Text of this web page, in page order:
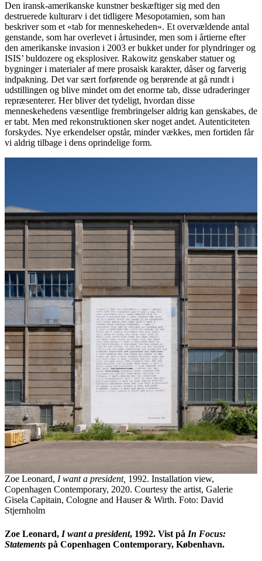
Den iransk-amerikanske kunstner beskæftiger sig med den
destruerede kulturarv i det tidligere Mesopotamien, som han
beskriver som et «tab for menneskeheden». Et overvældende antal
genstande, som har overlevet i årtusinder, men som i årtierne efter
den amerikanske invasion i 2003 er bukket under for plyndringer og
ISIS’ buldozere og eksplosiver. Rakowitz genskaber statuer og
bygninger i materialer af mere prosaisk karakter, dåser og farverig
indpakning. Det var sært forførende og berørende at gå rundt i
udstillingen og blive mindet om det enorme tab, disse udraderinger
repræsenterer. Her bliver det tydeligt, hvordan disse
menneskehedens væsentlige frembringelser aldrig kan genskabes, de
er tabt. Men med rekonstruktionen sker noget andet. Autenticiteten
forskydes. Nye erkendelser opstår, minder vækkes, men fortiden får
vi aldrig tilbage i dens oprindelige form.
Zoe Leonard, I want a president, 1992. Installation view,
Copenhagen Contemporary, 2020. Courtesy the artist, Galerie
Gisela Capitain, Cologne and Hauser & Wirth. Foto: David
Stjernholm
Zoe Leonard, I want a president, 1992. Vist på In Focus:
Statements på Copenhagen Contemporary, København.